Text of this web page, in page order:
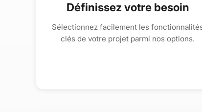
Définissez votre besoin
Sélectionnez facilement les
clés de votre projet parmi nos options.